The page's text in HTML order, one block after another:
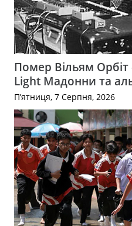
Помер Вільям
Light Мадонни та
П’ятниця, 7 Серпня, 2026